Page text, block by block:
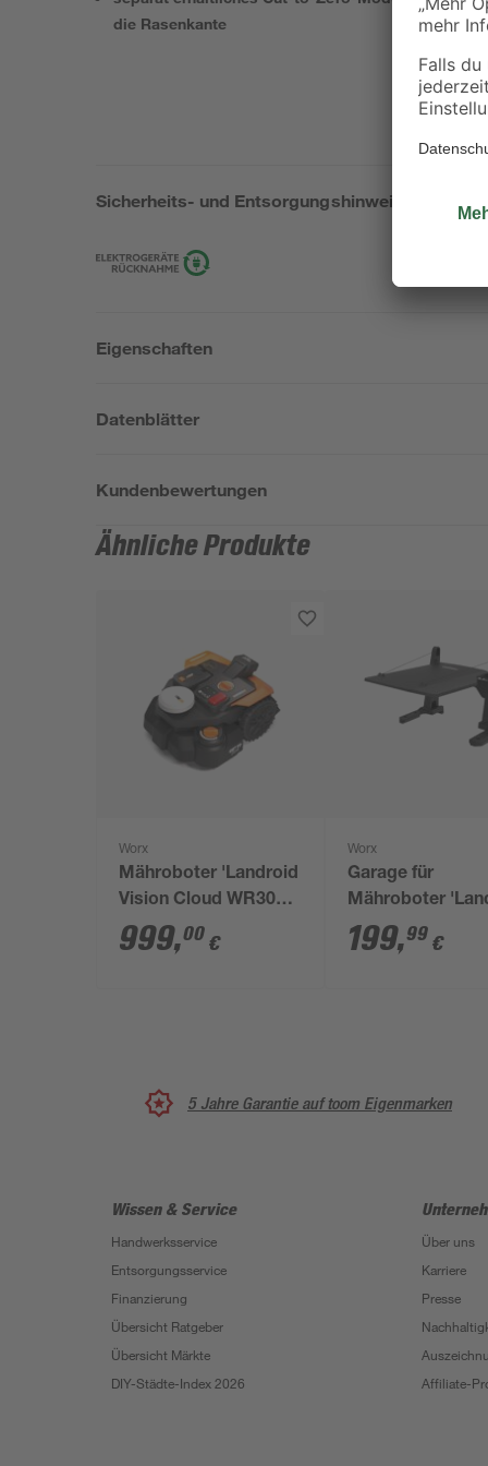
die Rasenkante
Sicherheits- und Entsorgungshinweise
Eigenschaften
Datenblätter
Kundenbewertungen
Ähnliche Produkte
Worx
Mähroboter 'Landroid
Vision Cloud WR308E'
bis 800 m²
999,00 €
Worx
Garage für
Mähroboter
Vision Cloud'
199,99 €
5 Jahre Garantie auf toom Eigenmarken
Wissen & Service
Handwerksservice
Entsorgungsservice
Finanzierung
Übersicht Ratgeber
Übersicht Märkte
DIY-Städte-Index 2026
Über uns
Karriere
Presse
Affiliate-